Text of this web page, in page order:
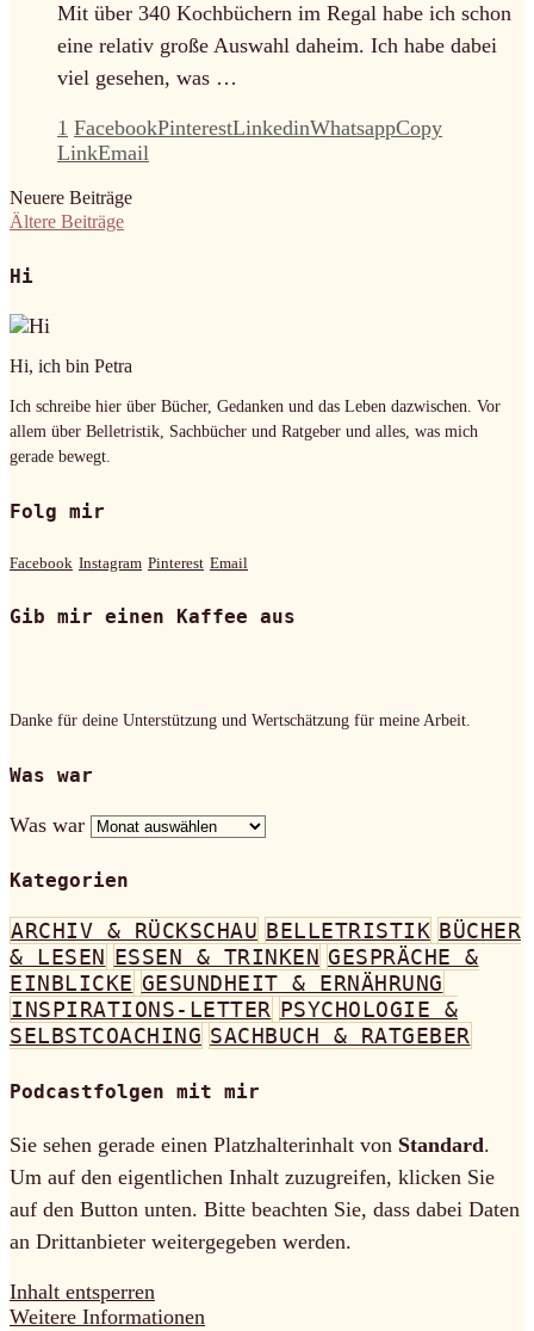
Mit über 340 Kochbüchern im Regal habe ich schon
eine relativ große Auswahl daheim. Ich habe dabei
viel gesehen, was …
1 FacebookPinterestLinkedinWhatsappCopy
LinkEmail
Neuere Beiträge
Ältere Beiträge
Hi
Hi, ich bin Petra
Ich schreibe hier über Bücher, Gedanken und das Leben dazwischen. Vor
allem über Belletristik, Sachbücher und Ratgeber und alles, was mich
gerade bewegt.
Folg mir
Facebook Instagram Pinterest Email
Gib mir einen Kaffee aus
Danke für deine Unterstützung und Wertschätzung für meine Arbeit.
Was war
Was war
Kategorien
ARCHIV & RÜCKSCHAU BELLETRISTIK BÜCHER
& LESEN ESSEN & TRINKEN GESPRÄCHE &
EINBLICKE GESUNDHEIT & ERNÄHRUNG
INSPIRATIONS-LETTER PSYCHOLOGIE &
SELBSTCOACHING SACHBUCH & RATGEBER
Podcastfolgen mit mir
Sie sehen gerade einen Platzhalterinhalt von Standard.
Um auf den eigentlichen Inhalt zuzugreifen, klicken Sie
auf den Button unten. Bitte beachten Sie, dass dabei Daten
an Drittanbieter weitergegeben werden.
Inhalt entsperren
Weitere Informationen